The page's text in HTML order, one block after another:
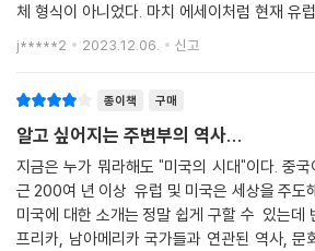
체 형식이 아니었다. 마치 에세이처럼 현재 유
갖는 이미지와 바빌론의 유물들이 현재까지 어
다시 복원되었는
j*****2 2023.12.06. 신고
종이책 구매
알고 싶어지는 주변부의 역사...
지금은 누가 뭐라해도 "미국의 시대"이다. 중
근 200여 년 이상 유럽 및 미국은 세상을 주도해왔다. 그러다보니 유럽과
미국에 대한 소개는 정말 쉽게 구할 수 있는데 반해 동남아시아, 중동, 아
프리카, 남아메리카 국가들과 연관된 역사, 문화, 경